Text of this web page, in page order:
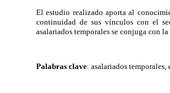
El estudio realizado aporta al
continuidad de sus vínculos con el
asalariados temporales se conjuga con
Palabras clave: asalariados